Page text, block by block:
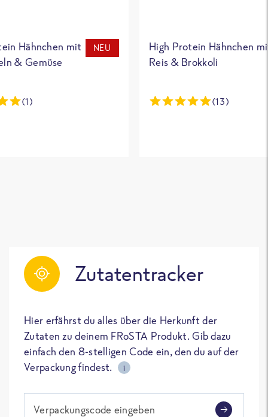
Hähnchen mit
& Gemüse
NEU
(1)
High Protein Hähnchen
Reis & Brokkoli
(13)
Zutatentracker
Hier erfährst du alles über die Herkunft der
Zutaten zu deinem FRoSTA Produkt. Gib dazu
einfach den 8-stelligen Code ein, den du auf der
Verpackung findest.
i
Verpackungscode eingeben